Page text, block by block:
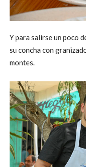
Y para salirse un poco
su concha con
montes.